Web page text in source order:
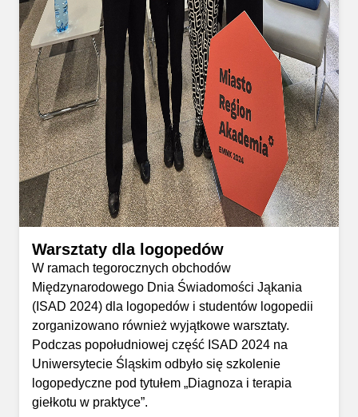
Warsztaty dla logopedów
W ramach tegorocznych obchodów
Międzynarodowego Dnia Świadomości Jąkania
(ISAD 2024) dla logopedów i studentów logopedii
zorganizowano również wyjątkowe warsztaty.
Podczas popołudniowej część ISAD 2024 na
Uniwersytecie Śląskim odbyło się szkolenie
logopedyczne pod tytułem „Diagnoza i terapia
giełkotu w praktyce”.